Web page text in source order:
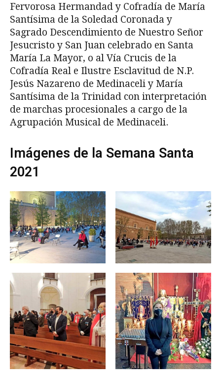
Fervorosa Hermandad y Cofradía de María
Santísima de la Soledad Coronada y
Sagrado Descendimiento de Nuestro Señor
Jesucristo y San Juan celebrado en Santa
María La Mayor, o al Vía Crucis de la
Cofradía Real e Ilustre Esclavitud de N.P.
Jesús Nazareno de Medinaceli y María
Santísima de la Trinidad con interpretación
de marchas procesionales a cargo de la
Agrupación Musical de Medinaceli.
Imágenes de la Semana Santa
2021